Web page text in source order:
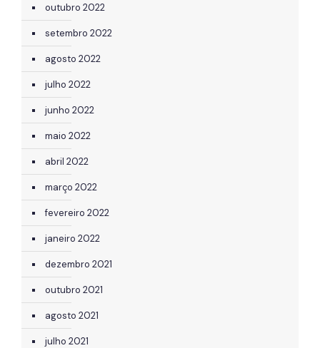
outubro 2022
setembro 2022
agosto 2022
julho 2022
junho 2022
maio 2022
abril 2022
março 2022
fevereiro 2022
janeiro 2022
dezembro 2021
outubro 2021
agosto 2021
julho 2021